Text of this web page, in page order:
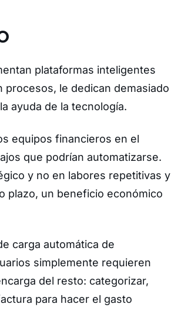
plataformas inteligentes
le dedican demasiado
ayuda de la tecnología.
equipos financieros en el
que podrían automatizarse.
y no en labores repetitivas y
plazo, un beneficio económico
carga automática de
simplemente requieren
del resto: categorizar,
para hacer el gasto